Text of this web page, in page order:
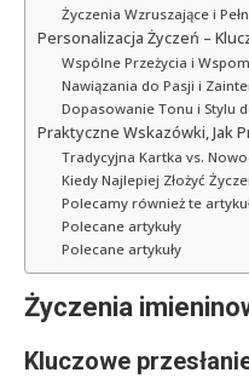
Życzenia Wzruszające i
Personalizacja Życzeń –
Wspólne Przeżycia i
Nawiązania do Pasji i
Dopasowanie Tonu i Stylu
Praktyczne Wskazówki, Jak
Tradycyjna Kartka vs.
Kiedy Najlepiej Złożyć
Polecamy również te
Polecane artykuły
Polecane artykuły
Życzenia
Kluczowe